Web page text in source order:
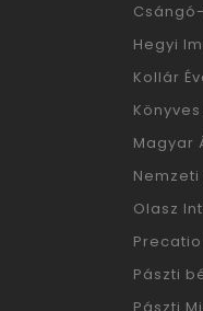
Hegyi
Kollár
Magyar
Olasz
Pászti